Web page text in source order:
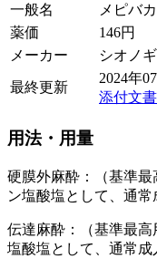
一般名
メピバ
薬価
146円
メーカー
シオノ
最終更新
2024年
添付文
用法・用量
硬膜外麻酔：（基準
ン塩酸塩として、通常
伝達麻酔：（基準最
塩酸塩として、通常